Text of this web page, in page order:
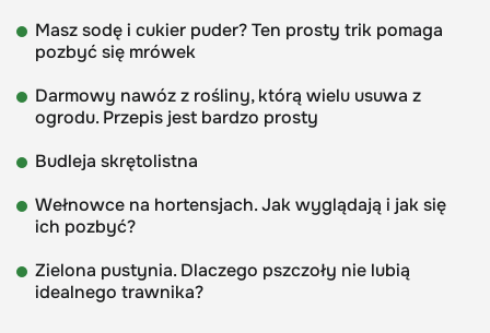
Masz sodę i cukier puder? Ten prosty trik pomaga
pozbyć się mrówek
Darmowy nawóz z rośliny, którą wielu usuwa z
ogrodu. Przepis jest bardzo prosty
Budleja skrętolistna
Wełnowce na hortensjach. Jak wyglądają i jak się
ich pozbyć?
Zielona pustynia. Dlaczego pszczoły nie lubią
idealnego trawnika?